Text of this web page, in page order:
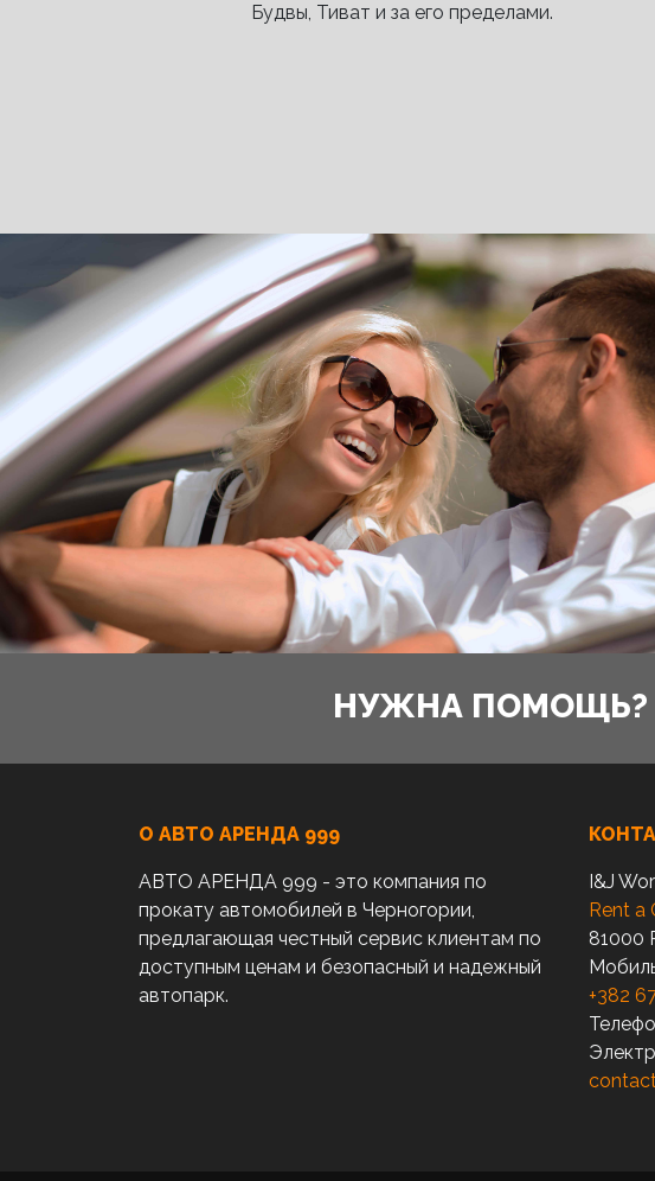
Будвы, Тиват и за его пределами.
НУЖНА ПОМОЩЬ?
О АВТО AРЕНДА 999
АВТО АРЕНДА 999 - это компания по
прокату автомобилей в Черногории,
предлагающая честный сервис клиентам по
доступным ценам и безопасный и надежный
автопарк.
I&J
Rent a
81000
+382